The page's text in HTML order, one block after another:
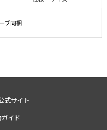
ブ同梱
式サイト
イド